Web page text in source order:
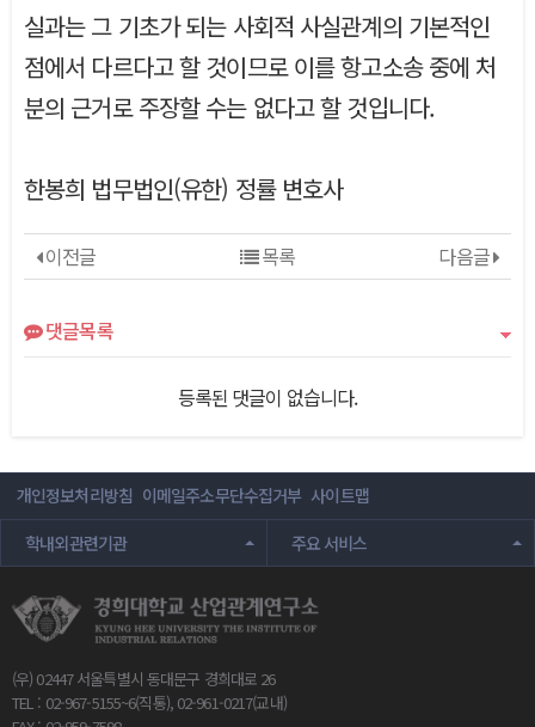
실과는 그 기초가 되는 사회적 사실관계의 기본적인
점에서 다르다고 할 것이므로 이를 항고소송 중에 처
분의 근거로 주장할 수는 없다고 할 것입니다.
한봉희 법무법인(유한) 정률 변호사
이전글 다음글
목록
댓글목록
등록된 댓글이 없습니다.
개인정보처리방침 이메일주소무단수집거부 사이트맵
학내외관련기관
주요 서비스
(우) 02447 서울특별시 동대문구 경희대로 26
TEL : 02-967-5155~6(직통), 02-961-0217(교내)